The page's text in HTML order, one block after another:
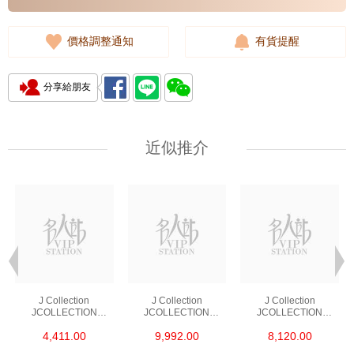
價格調整通知 有貨提醒
分享給朋友
近似推介
J Collection
JCOLLECTION
RDDI 0.48 CT18KR
4,411.00
J Collection
JCOLLECTION
RDDI 1.34 CT18KW
9,992.00
J Collection
JCOLLECTION
W/DIAMOND 7
8,120.00